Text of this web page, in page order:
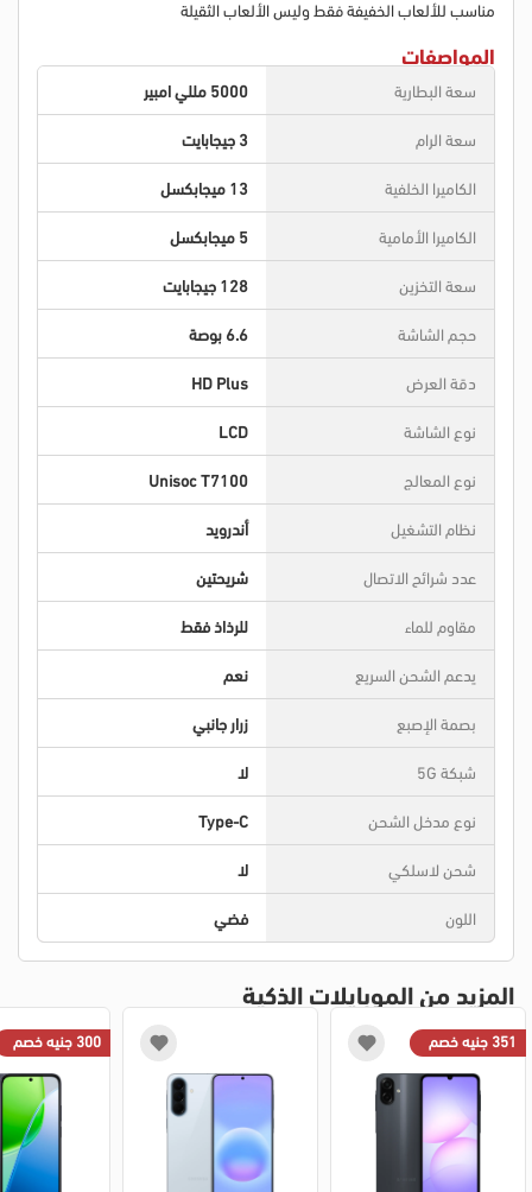
مناسب للألعاب الخفيفة فقط وليس الألعاب الثقيلة
المواصفات
سعة البطارية
5000 مللي امبير
سعة الرام
3 جيجابايت
الكاميرا الخلفية
13 ميجابكسل
الكاميرا الأمامية
5 ميجابكسل
سعة التخزين
128 جيجابايت
حجم الشاشة
6.6 بوصة
دقة العرض
HD Plus
نوع الشاشة
LCD
نوع المعالج
Unisoc T7100
نظام التشغيل
أندرويد
عدد شرائح الاتصال
شريحتين
مقاوم للماء
للرذاذ فقط
يدعم الشحن السريع
نعم
بصمة الإصبع
زرار جانبي
شبكة 5G
لا
نوع مدخل الشحن
Type-C
شحن لاسلكي
لا
اللون
فضي
المزيد من الموبايلات الذكية
351 جنيه خصم 300 جنيه خصم